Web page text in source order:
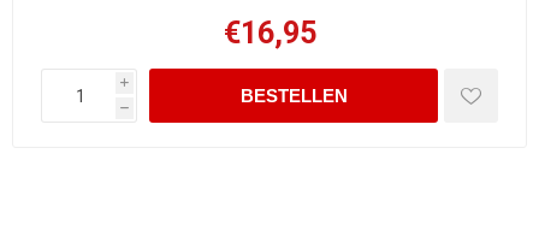
€16,95
i
h